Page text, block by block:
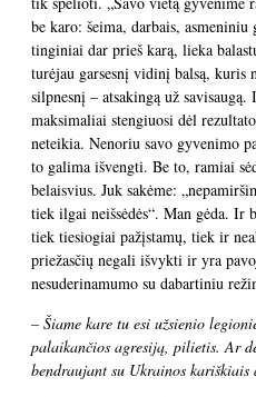
be karo: šeima, darbais,
tinginiai dar prieš karą, lieka
turėjau garsesnį vidinį balsą,
silpnesnį – atsakingą už
maksimaliai stengiuosi dėl
neteikia. Nenoriu savo gyvenimo
to galima išvengti. Be to, ramiai
belaisvius. Juk sakėme:
tiek ilgai neišsėdės“. Man gėda. Ir
tiek tiesiogiai pažįstamų, tiek ir
priežasčių negali išvykti ir yra
nesuderinamumo su dabartiniu
– Šiame kare tu esi užsienio
palaikančios agresiją, pilietis. Ar
bendraujant su Ukrainos kariškiais